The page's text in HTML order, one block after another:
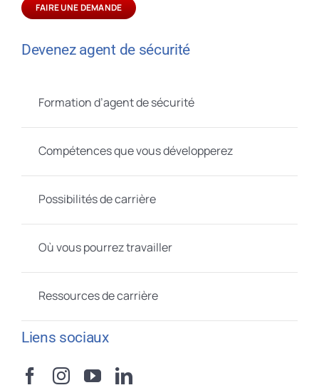
FAIRE UNE DEMANDE
Devenez agent de sécurité
Formation d’agent de sécurité
Compétences que vous développerez
Possibilités de carrière
Où vous pourrez travailler
Ressources de carrière
Liens sociaux